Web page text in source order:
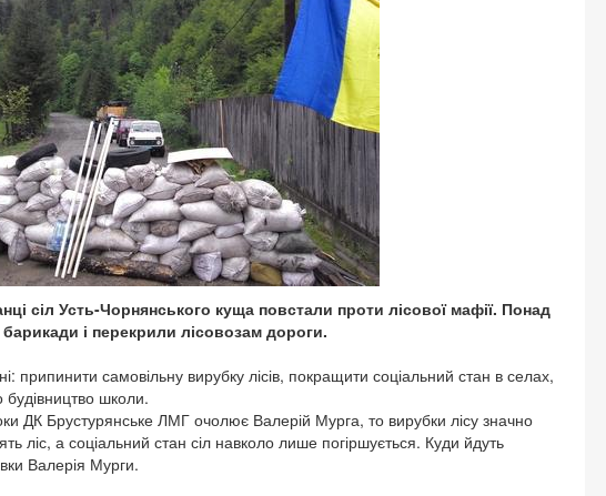
сіл Усть-Чорнянського куща повстали проти лісової мафії. Понад
і перекрили лісовозам дороги.
припинити самовільну вирубку лісів, покращити соціальний стан в селах,
школи.
ДК Брустурянське ЛМГ очолює Валерій Мурга, то вирубки лісу значно
ліс, а соціальний стан сіл навколо лише погіршується. Куди йдуть
Валерія Мурги.